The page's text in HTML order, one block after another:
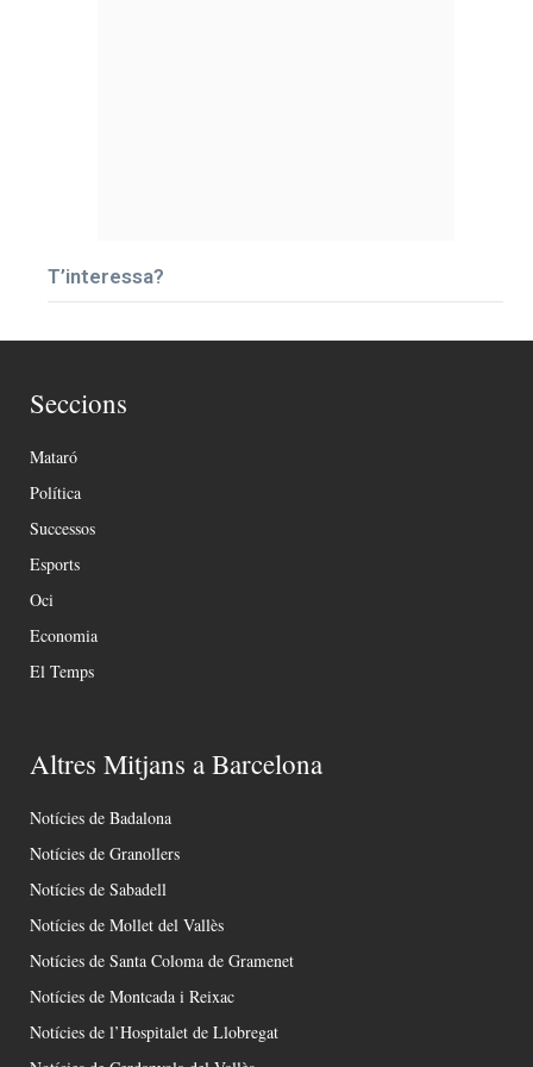
T’interessa?
Seccions
Mataró
Política
Successos
Esports
Oci
Economia
El Temps
Altres Mitjans a Barcelona
Notícies de Badalona
Notícies de Granollers
Notícies de Sabadell
Notícies de Mollet del Vallès
Notícies de Santa Coloma de Gramenet
Notícies de Montcada i Reixac
Notícies de l’Hospitalet de Llobregat